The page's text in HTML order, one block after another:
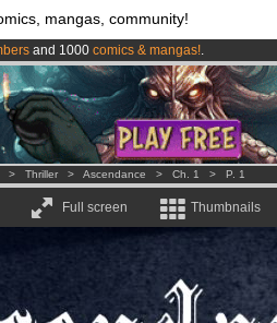
mangas, community!
and 1000 comics & mangas!.
now LIVE!.
from3.95 euros per month !Get membership
> Thriller > Ascendance > Ch. 1 > P. 1
Full screen Thumbnails